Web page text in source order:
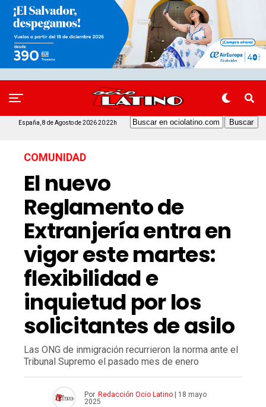
España, 8 de Agosto de 2026 20:22h
COMUNIDAD
El nuevo
Reglamento de
Extranjería entra en
vigor este martes:
flexibilidad e
inquietud por los
solicitantes de asilo
Las ONG de inmigración recurrieron la norma ante el
Tribunal Supremo el pasado mes de enero
Por Redacción Ocio Latino|
18 mayo
2025